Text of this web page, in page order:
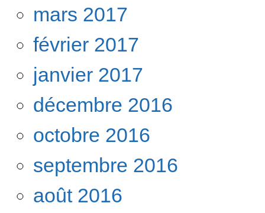
mars 2017
février 2017
janvier 2017
décembre 2016
octobre 2016
septembre 2016
août 2016